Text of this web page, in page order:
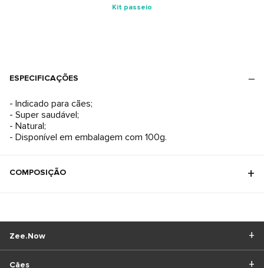
Kit passeio
ESPECIFICAÇÕES
- Indicado para cães;
- Super saudável;
- Natural;
- Disponível em embalagem com 100g.
COMPOSIÇÃO
Cães
Zee.Now